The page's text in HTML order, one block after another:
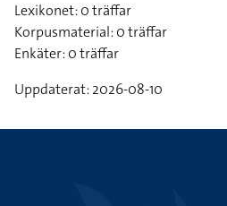
Lexikonet: 0 träffar
Korpusmaterial: 0 träffar
Enkäter: 0 träffar
Uppdaterat: 2026-08-10